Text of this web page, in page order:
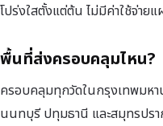
โปร่งใสตั้งแต่ต้น ไม่มีค่าใช้จ่ายแ
พื้นที่ส่งครอบคลุมไหน?
ครอบคลุมทุกวัดในกรุงเทพมห
นนทบุรี ปทุมธานี และสมุทรปรา